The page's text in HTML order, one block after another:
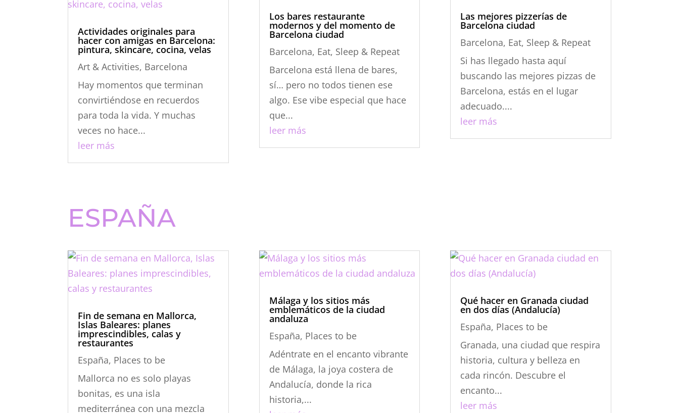
Actividades originales para
hacer con amigas en Barcelona:
pintura, skincare, cocina, velas
Art & Activities, Barcelona
Hay momentos que terminan
convirtiéndose en recuerdos
para toda la vida. Y muchas
veces no hace...
leer más
Los bares restaurante
modernos y del momento de
Barcelona ciudad
Barcelona, Eat, Sleep & Repeat
Barcelona está llena de bares,
sí… pero no todos tienen ese
algo. Ese vibe especial que hace
que...
leer más
Las mejores pizzerías de
Barcelona ciudad
Barcelona, Eat, Sleep & Repeat
Si has llegado hasta aquí
buscando las mejores pizzas de
Barcelona, estás en el lugar
adecuado....
leer más
ESPAÑA
Fin de semana en Mallorca,
Islas Baleares: planes
imprescindibles, calas y
restaurantes
España, Places to be
Mallorca no es solo playas
bonitas, es una isla
mediterránea con una mezcla
Málaga y los sitios más
emblemáticos de la ciudad
andaluza
España, Places to be
Adéntrate en el encanto vibrante
de Málaga, la joya costera de
Andalucía, donde la rica
historia,...
Qué hacer en Granada ciudad
en dos días (Andalucía)
España, Places to be
Granada, una ciudad que respira
historia, cultura y belleza en
cada rincón. Descubre el
encanto...
leer más